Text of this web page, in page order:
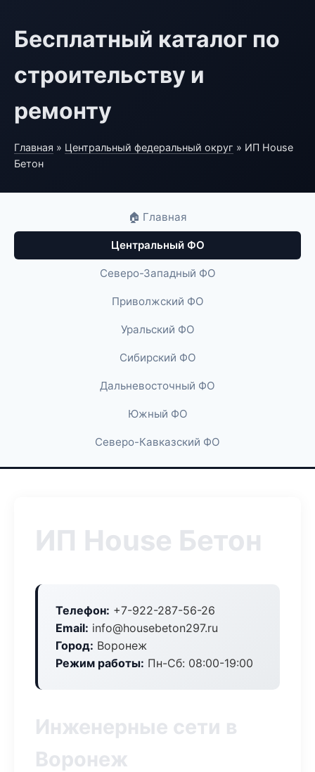
Бесплатный каталог по
строительству и
ремонту
Главная » Центральный федеральный округ » ИП House
Бетон
🏠 Главная
Центральный ФО
Северо-Западный ФО
Приволжский ФО
Уральский ФО
Сибирский ФО
Дальневосточный ФО
Южный ФО
Северо-Кавказский ФО
ИП House Бетон
Телефон: +7-922-287-56-26
Email: info@housebeton297.ru
Город: Воронеж
Режим работы: Пн-Сб: 08:00-19:00
Инженерные сети в
Воронеж